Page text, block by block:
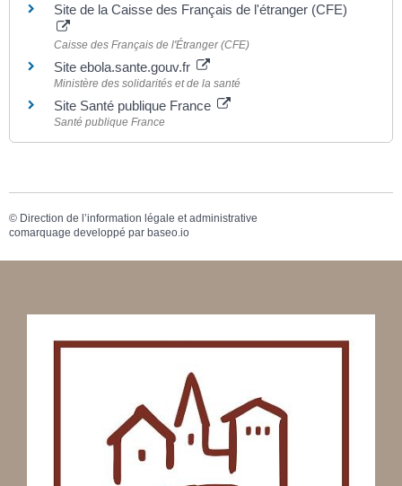
Site de la Caisse des Français de l'étranger (CFE)
Caisse des Français de l'Étranger (CFE)
Site ebola.sante.gouv.fr
Ministère des solidarités et de la santé
Site Santé publique France
Santé publique France
© Direction de l’information légale et administrative
comarquage developpé par baseo.io